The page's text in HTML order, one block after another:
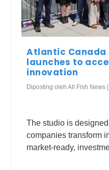
Atlantic
launches to
innovation
Diposting olehAll Fish News
The studio is
companies transform
market-ready,